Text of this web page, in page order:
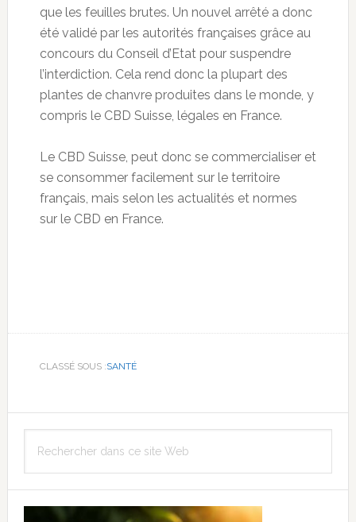
que les feuilles brutes. Un nouvel arrêté a donc
été validé par les autorités françaises grâce au
concours du Conseil d’Etat pour suspendre
l’interdiction. Cela rend donc la plupart des
plantes de chanvre produites dans le monde, y
compris le CBD Suisse, légales en France.
Le CBD Suisse, peut donc se commercialiser et
se consommer facilement sur le territoire
français, mais selon les actualités et normes
sur le CBD en France.
CLASSÉ SOUS :SANTÉ
Barre
latérale
principale
dans